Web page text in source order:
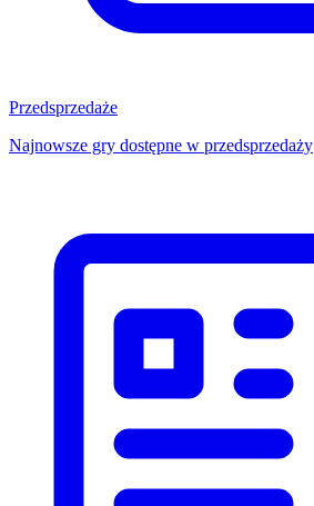
Przedsprzedaże
Najnowsze gry dostępne w przedsprzedaży